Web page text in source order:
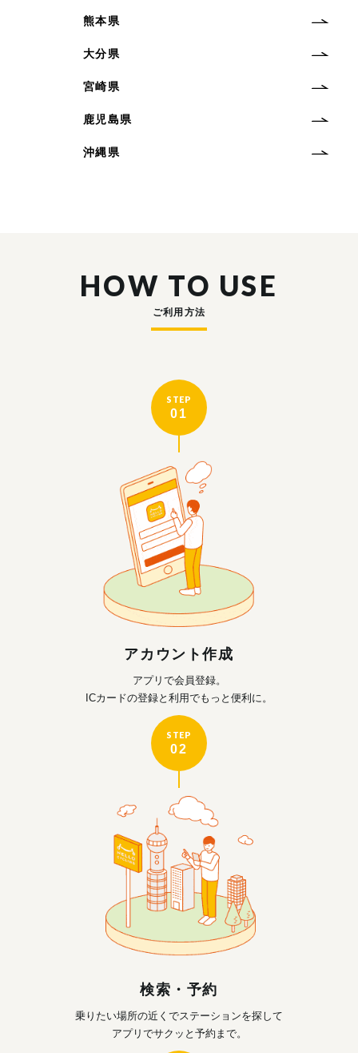
熊本県
大分県
宮崎県
鹿児島県
沖縄県
HOW TO USE
ご利用方法
STEP
01
アカウント作成
アプリで会員登録。
ICカードの登録と利用でもっと便利に。
STEP
02
検索・予約
乗りたい場所の近くでステーションを探して
アプリでサクッと予約まで。